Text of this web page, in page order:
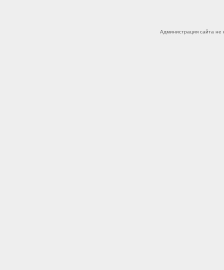
Администрация сайта не